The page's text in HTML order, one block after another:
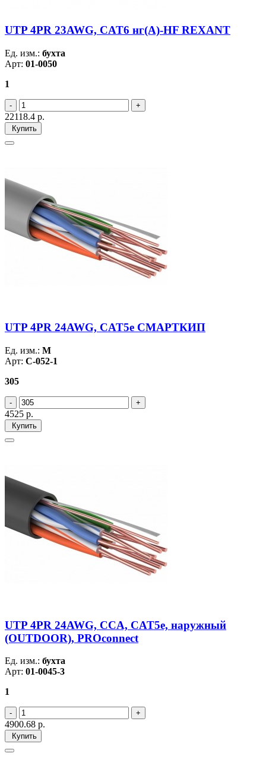
UTP 4PR 23AWG, CAT6 нг(А)-HF REXANT
Ед. изм.: бухта
Арт: 01-0050
1
22118.4 р.
Купить
UTP 4PR 24AWG, CAT5e СМАРТКИП
Ед. изм.: М
Арт: C-052-1
305
4525 р.
Купить
UTP 4PR 24AWG, CCA, CAT5e, наружный
(OUTDOOR), PROconnect
Ед. изм.: бухта
Арт: 01-0045-3
1
4900.68 р.
Купить